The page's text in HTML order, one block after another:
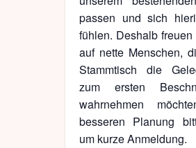
passen und sich
fühlen. Deshalb
auf nette Menschen,
Stammtisch die
zum ersten
wahrnehmen
besseren Planung
um kurze Anmeldung.